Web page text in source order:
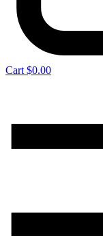
Cart $0.00